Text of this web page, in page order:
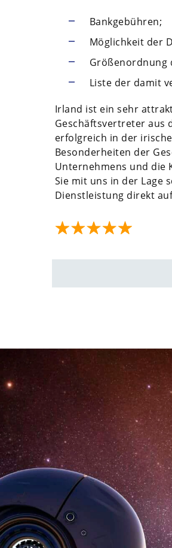
Bankgebühren;
Möglichkeit der
Größenordnung
Liste der damit
Irland ist ein sehr
Geschäftsvertreter aus
erfolgreich in der
Besonderheiten der
Unternehmens und die
Sie mit uns in der Lage
Dienstleistung direkt